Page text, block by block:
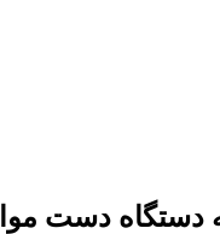
دست